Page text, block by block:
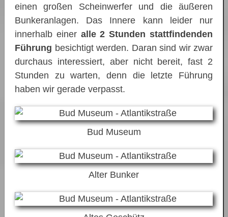
einen großen Scheinwerfer und die äußeren
Bunkeranlagen. Das Innere kann leider nur
innerhalb einer alle 2 Stunden stattfindenden
Führung besichtigt werden. Daran sind wir zwar
durchaus interessiert, aber nicht bereit, fast 2
Stunden zu warten, denn die letzte Führung
haben wir gerade verpasst.
Bud Museum
Alter Bunker